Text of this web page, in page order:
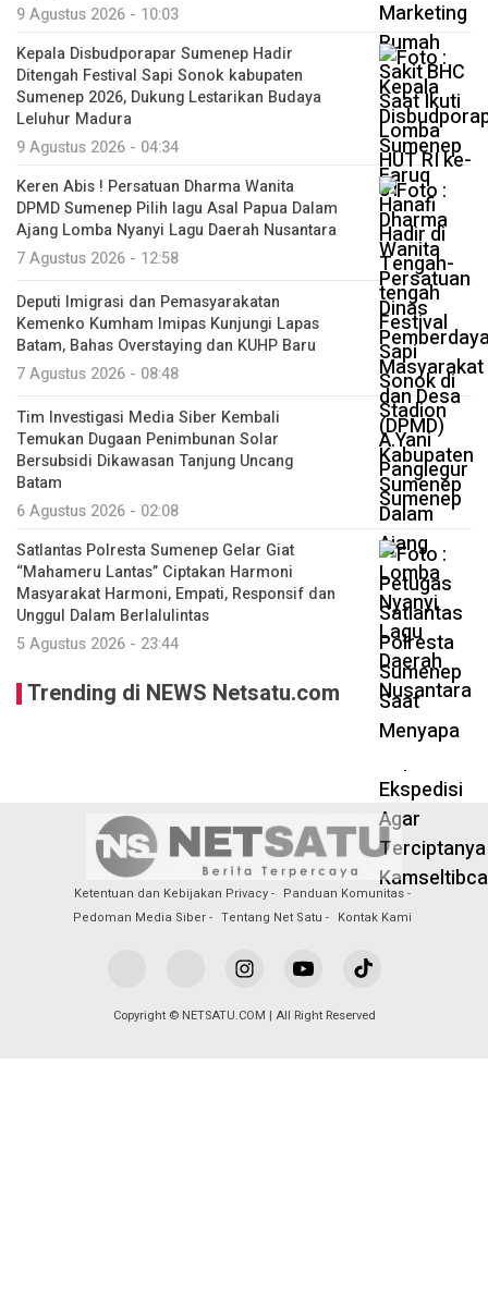
9 Agustus 2026 - 10:03
Kepala Disbudporapar Sumenep Hadir
Ditengah Festival Sapi Sonok kabupaten
Sumenep 2026, Dukung Lestarikan Budaya
Leluhur Madura
9 Agustus 2026 - 04:34
Keren Abis ! Persatuan Dharma Wanita
DPMD Sumenep Pilih lagu Asal Papua Dalam
Ajang Lomba Nyanyi Lagu Daerah Nusantara
7 Agustus 2026 - 12:58
Deputi Imigrasi dan Pemasyarakatan
Kemenko Kumham Imipas Kunjungi Lapas
Batam, Bahas Overstaying dan KUHP Baru
7 Agustus 2026 - 08:48
Tim Investigasi Media Siber Kembali
Temukan Dugaan Penimbunan Solar
Bersubsidi Dikawasan Tanjung Uncang
Batam
6 Agustus 2026 - 02:08
Satlantas Polresta Sumenep Gelar Giat
“Mahameru Lantas” Ciptakan Harmoni
Masyarakat Harmoni, Empati, Responsif dan
Unggul Dalam Berlalulintas
5 Agustus 2026 - 23:44
Trending di NEWS Netsatu.com
Ketentuan dan Kebijakan Privacy
Panduan Komunitas
Pedoman Media Siber
Tentang Net Satu Kontak Kami
Copyright © NETSATU.COM | All Right Reserved